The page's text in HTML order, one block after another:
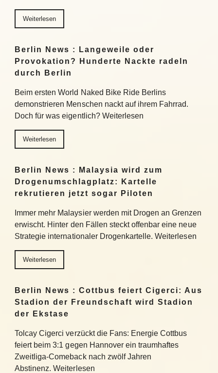
Weiterlesen
Berlin News : Langeweile oder
Provokation? Hunderte Nackte radeln
durch Berlin
Beim ersten World Naked Bike Ride Berlins
demonstrieren Menschen nackt auf ihrem Fahrrad.
Doch für was eigentlich? Weiterlesen
Weiterlesen
Berlin News : Malaysia wird zum
Drogenumschlagplatz: Kartelle
rekrutieren jetzt sogar Piloten
Immer mehr Malaysier werden mit Drogen an Grenzen
erwischt. Hinter den Fällen steckt offenbar eine neue
Strategie internationaler Drogenkartelle. Weiterlesen
Weiterlesen
Berlin News : Cottbus feiert Cigerci: Aus
Stadion der Freundschaft wird Stadion
der Ekstase
Tolcay Cigerci verzückt die Fans: Energie Cottbus
feiert beim 3:1 gegen Hannover ein traumhaftes
Zweitliga-Comeback nach zwölf Jahren
Abstinenz. Weiterlesen